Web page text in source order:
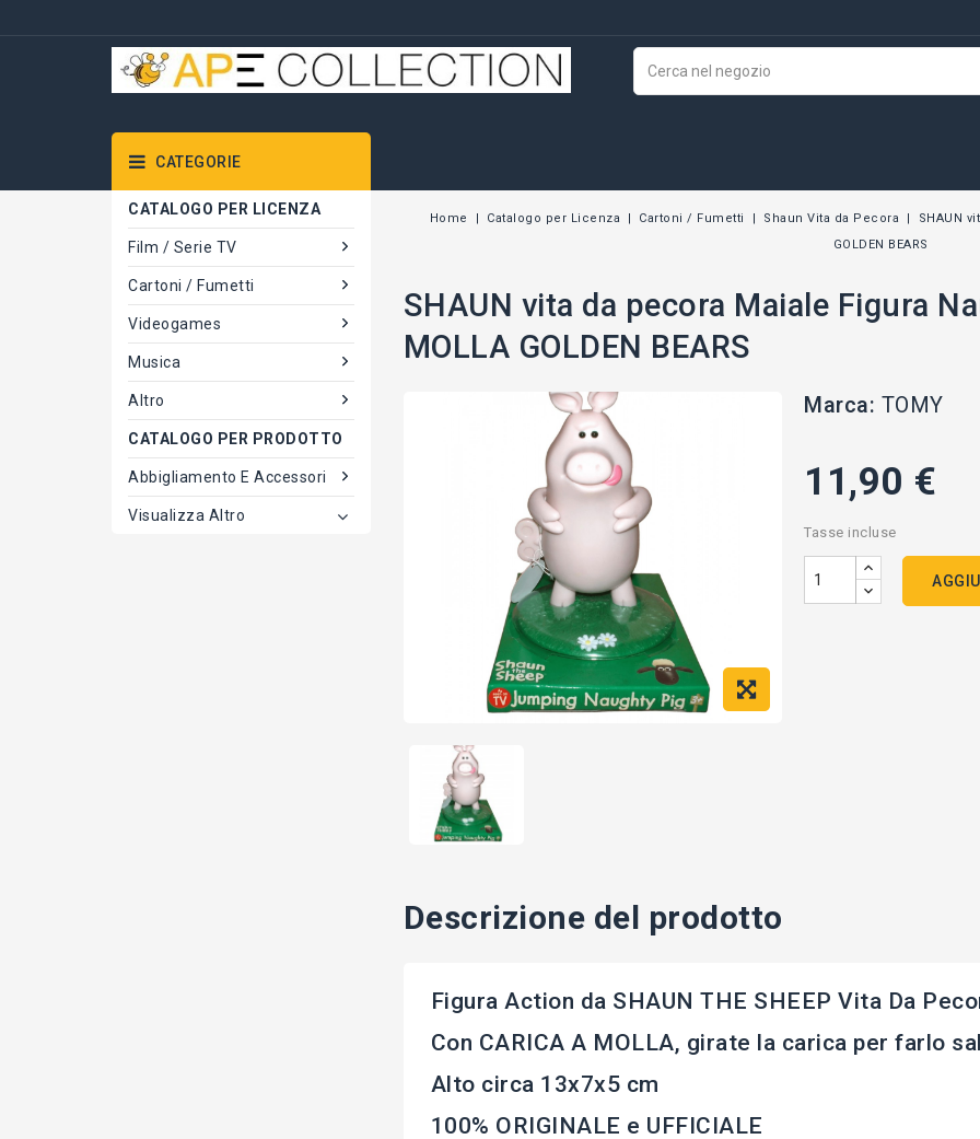
CATEGORIE
CATALOGO PER LICENZA
Film / Serie TV
Cartoni / Fumetti
Videogames
Musica
Altro
CATALOGO PER PRODOTTO
Abbigliamento E Accessori
Visualizza Altro
Home Catalogo per Licenza Cartoni / Fumetti Shaun Vita da Pecora
SHAUN
GOLDEN BEARS
SHAUN vita da pecora Maiale Figura
MOLLA GOLDEN BEARS
Marca: TOMY
11,90 €
Tasse incluse
Descrizione del prodotto
Figura Action da SHAUN THE SHEEP Vita Da
Con CARICA A MOLLA, girate la carica per farlo
Alto circa 13x7x5 cm
100% ORIGINALE e UFFICIALE